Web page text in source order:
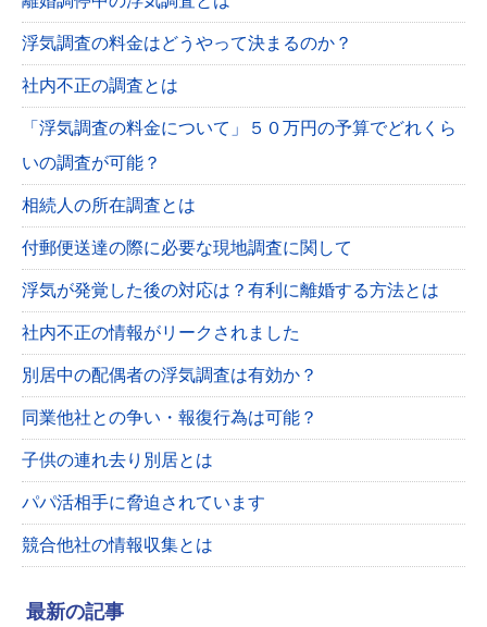
浮気調査の料金はどうやって決まるのか？
社内不正の調査とは
「浮気調査の料金について」５０万円の予算でどれくら
いの調査が可能？
相続人の所在調査とは
付郵便送達の際に必要な現地調査に関して
浮気が発覚した後の対応は？有利に離婚する方法とは
社内不正の情報がリークされました
別居中の配偶者の浮気調査は有効か？
同業他社との争い・報復行為は可能？
子供の連れ去り別居とは
パパ活相手に脅迫されています
競合他社の情報収集とは
最新の記事